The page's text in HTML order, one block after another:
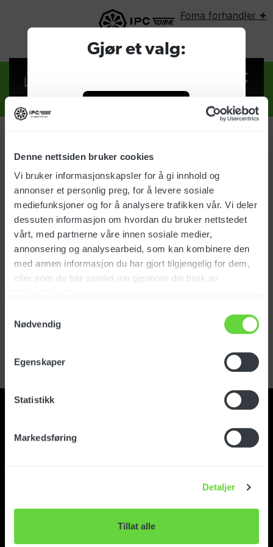
Denne nettsiden bruker cookies
Vi bruker informasjonskapsler for å gi innhold og
annonser et personlig preg, for å levere sosiale
mediefunksjoner og for å analysere trafikken vår. Vi deler
dessuten informasjon om hvordan du bruker nettstedet
vårt, med partnerne våre innen sosiale medier,
annonsering og analysearbeid, som kan kombinere den
med annen informasjon du har gjort tilgjengelig for dem,
eller som de har samlet inn gjennom din bruk av
Nødvendig
Egenskaper
Statistikk
Markedsføring
Detaljer
Tillat alle
Gjør et valg:
Privat
Foma forhandler +
VELG LAND:
Logg inn
Logg inn
Brukernavn:
Passord: